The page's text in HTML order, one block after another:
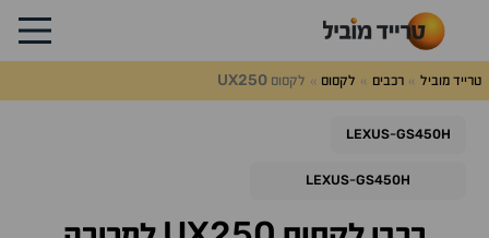
טרייד מוביל רכבים לקסוס לקסוסUX250
LEXUS-GS450H
LEXUS-GS450H